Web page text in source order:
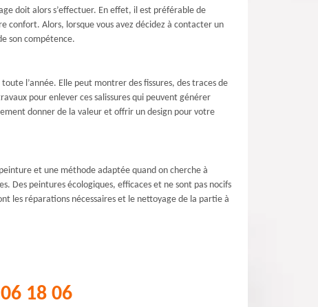
doit alors s’effectuer. En effet, il est préférable de
confort. Alors, lorsque vous avez décidez à contacter un
son compétence.
l’année. Elle peut montrer des fissures, des traces de
pour enlever ces salissures qui peuvent générer
donner de la valeur et offrir un design pour votre
et une méthode adaptée quand on cherche à
Des peintures écologiques, efficaces et ne sont pas nocifs
les réparations nécessaires et le nettoyage de la partie à
18 06